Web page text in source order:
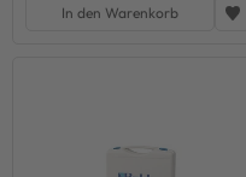
In den Warenkorb